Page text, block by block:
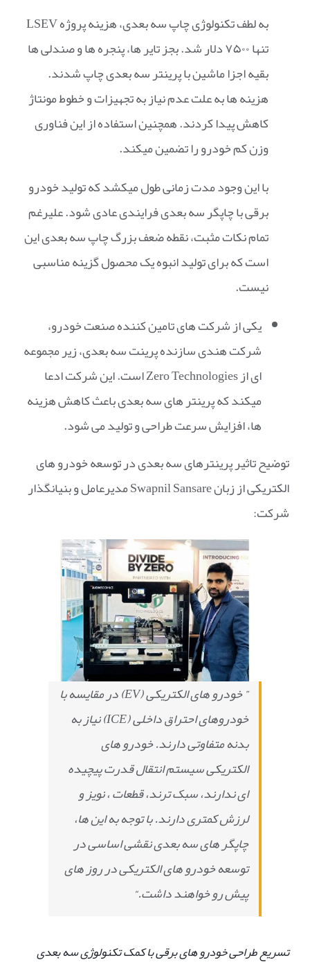
به لطف تکنولوژی چاپ سه بعدی، هزینه پروژه LSEV
تنها ۷۵۰۰ دلار شد. بجز تایر ها، پنجره ها و صندلی ها
بقیه اجزا ماشین با پرینتر سه بعدی چاپ شدند.
هزینه ها به علت عدم نیاز به تجهیزات و خطوط مونتاژ
کاهش پیدا کردند. همچنین استفاده از این فناوری
وزن کم خودرو را تضمین میکند.
با این وجود مدت زمانی طول میکشد که تولید خودرو
برقی با چاپگر سه بعدی فرایندی عادی شود. علیرغم
تمام نکات مثبت، نقطه ضعف بزرگ چاپ سه بعدی این
است که برای تولید انبوه یک محصول گزینه مناسبی
نیست.
یکی از شرکت های تامین کننده صنعت خودرو،
شرکت هندی سازنده پرینت سه بعدی، زیر مجموعه
ای از Zero Technologies است. این شرکت ادعا
میکند که پرینتر های سه بعدی باعث کاهش هزینه
ها، افزایش سرعت طراحی و تولید می شود.
توضیح تاثیر پرینترهای سه بعدی در توسعه خودرو های
الکتریکی از زبان Swapnil Sansare مدیرعامل و بنیانگذار
شرکت:
” خودرو های الکتریکی (EV) در مقایسه با
خودروهای احتراق داخلی (ICE) نیاز به
بدنه متفاوتی دارند. خودرو های
الکتریکی سیستم انتقال قدرت پیچیده
ای ندارند، سبک ترند، قطعات ، نویز و
لرزش کمتری دارند. با توجه به این ها،
چاپگر های سه بعدی نقشی اساسی در
توسعه خودرو های الکتریکی در روز های
پیش رو خواهند داشت.“
تسریع طراحی خودرو های برقی با کمک تکنولوژی سه بعدی